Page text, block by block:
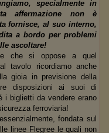
specialmente in
affermazione non è
fornisce, al suo interno,
a bordo per problemi
ascoltare!
che si oppose a quel
tavolo ricordiamo anche
gioia in previsione della
disposizioni ai suoi di
i biglietti da vendere erano
ferroviaria!
fondata sul
linee Flegree le quali non